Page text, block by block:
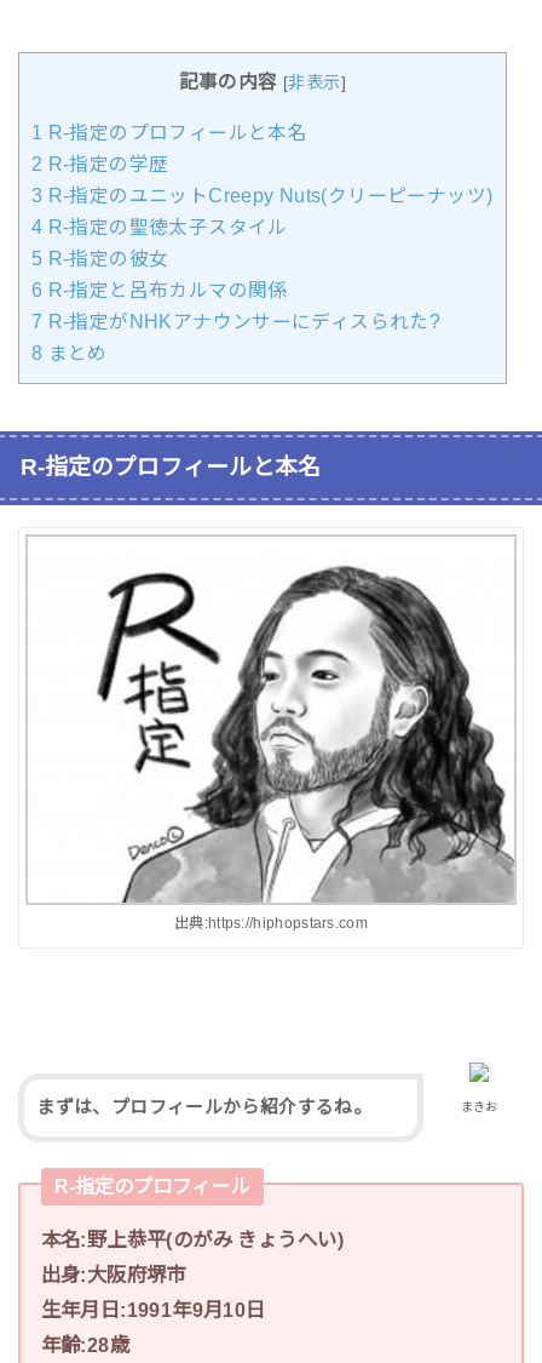
記事の内容 [非表示]
1 R-指定のプロフィールと本名
2 R-指定の学歴
3 R-指定のユニットCreepy Nuts(クリーピーナッツ)
4 R-指定の聖徳太子スタイル
5 R-指定の彼女
6 R-指定と呂布カルマの関係
7 R-指定がNHKアナウンサーにディスられた?
8 まとめ
R-指定のプロフィールと本名
出典:https://hiphopstars.com
まきお
まずは、プロフィールから紹介するね。
R-指定のプロフィール
本名:野上恭平(のがみ きょうへい)
出身:大阪府堺市
生年月日:1991年9月10日
年齢:28歳